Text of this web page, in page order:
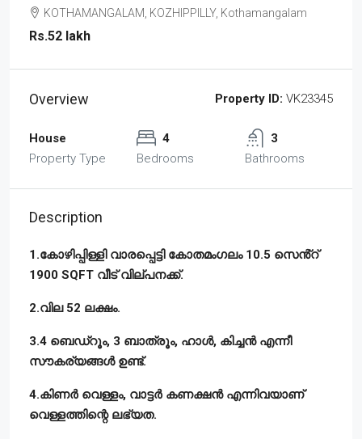
KOTHAMANGALAM, KOZHIPPILLY, Kothamangalam
Rs.52 lakh
Overview Property ID: VK23345
House
Property Type
4
Bedrooms
3
Bathrooms
Description
1.കോഴിപ്പിള്ളി വാരപ്പെട്ടി കോതമംഗലം 10.5 സെൻ്റ്
1900 SQFT വീട് വില്പനക്ക്.
2.വില 52 ലക്ഷം.
3.4 ബെഡ്‌റൂം, 3 ബാത്രൂം, ഹാൾ, കിച്ചൻ എന്നീ
സൗകര്യങ്ങൾ ഉണ്ട്.
4.കിണർ വെള്ളം, വാട്ടർ കണക്ഷൻ എന്നിവയാണ്
വെള്ളത്തിന്റെ ലഭ്യത.